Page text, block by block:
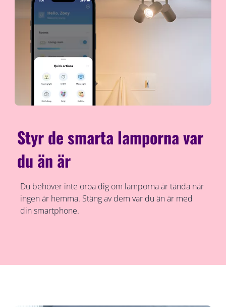
Styr de smarta lamporna var
du än är
Du behöver inte oroa dig om lamporna är tända när
ingen är hemma. Stäng av dem var du än är med
din smartphone.